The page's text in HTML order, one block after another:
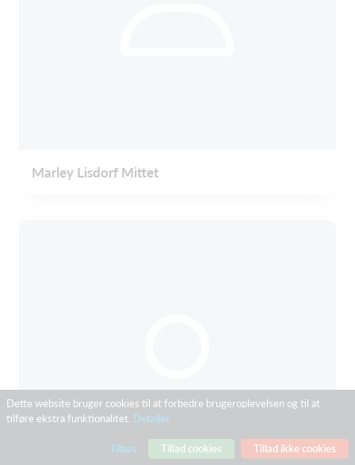
Marley Lisdorf Mittet
Dette website bruger cookies til at forbedre brugeroplevelsen og til at
tilføre ekstra funktionalitet. Detaljer
Tillad ikke cookies
Tillad cookies
Tilpas